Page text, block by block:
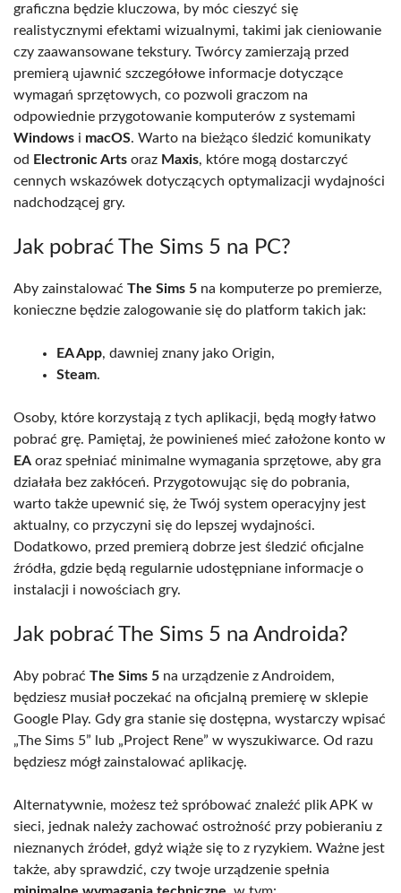
graficzna będzie kluczowa, by móc cieszyć się
realistycznymi efektami wizualnymi, takimi jak cieniowanie
czy zaawansowane tekstury. Twórcy zamierzają przed
premierą ujawnić szczegółowe informacje dotyczące
wymagań sprzętowych, co pozwoli graczom na
odpowiednie przygotowanie komputerów z systemami
Windows i macOS. Warto na bieżąco śledzić komunikaty
od Electronic Arts oraz Maxis, które mogą dostarczyć
cennych wskazówek dotyczących optymalizacji wydajności
nadchodzącej gry.
Jak pobrać The Sims 5 na PC?
Aby zainstalować The Sims 5 na komputerze po premierze,
konieczne będzie zalogowanie się do platform takich jak:
EA App, dawniej znany jako Origin,
Steam.
Osoby, które korzystają z tych aplikacji, będą mogły łatwo
pobrać grę. Pamiętaj, że powinieneś mieć założone konto w
EA oraz spełniać minimalne wymagania sprzętowe, aby gra
działała bez zakłóceń. Przygotowując się do pobrania,
warto także upewnić się, że Twój system operacyjny jest
aktualny, co przyczyni się do lepszej wydajności.
Dodatkowo, przed premierą dobrze jest śledzić oficjalne
źródła, gdzie będą regularnie udostępniane informacje o
instalacji i nowościach gry.
Jak pobrać The Sims 5 na Androida?
Aby pobrać The Sims 5 na urządzenie z Androidem,
będziesz musiał poczekać na oficjalną premierę w sklepie
Google Play. Gdy gra stanie się dostępna, wystarczy wpisać
„The Sims 5” lub „Project Rene” w wyszukiwarce. Od razu
będziesz mógł zainstalować aplikację.
Alternatywnie, możesz też spróbować znaleźć plik APK w
sieci, jednak należy zachować ostrożność przy pobieraniu z
nieznanych źródeł, gdyż wiąże się to z ryzykiem. Ważne jest
także, aby sprawdzić, czy twoje urządzenie spełnia